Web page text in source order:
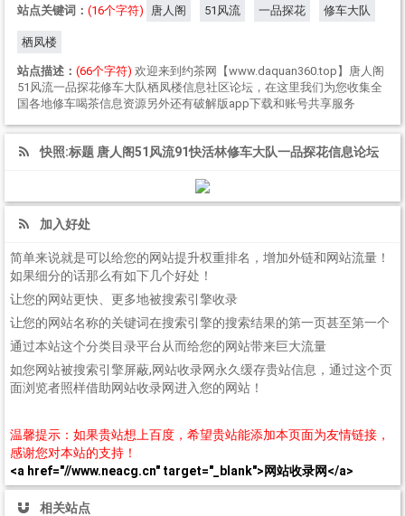
站点关键词： (16个字符) 唐人阁 51风流 一品探花 修车大队
栖凤楼
站点描述： (66个字符) 欢迎来到约茶网【www.daquan360.top】唐人阁
51风流一品探花修车大队栖凤楼信息社区论坛，在这里我们为您收集全
国各地修车喝茶信息资源另外还有破解版app下载和账号共享服务
快照:标题 唐人阁51风流91快活林修车大队一品探花信息论坛
加入好处
简单来说就是可以给您的网站提升权重排名，增加外链和网站流量！
如果细分的话那么有如下几个好处！
让您的网站更快、更多地被搜索引擎收录
让您的网站名称的关键词在搜索引擎的搜索结果的第一页甚至第一个
通过本站这个分类目录平台从而给您的网站带来巨大流量
如您网站被搜索引擎屏蔽,网站收录网永久缓存贵站信息，通过这个页
面浏览者照样借助网站收录网进入您的网站！
温馨提示：如果贵站想上百度，希望贵站能添加本页面为友情链接，
感谢您对本站的支持！
<a href="//www.neacg.cn" target="_blank">网站收录网</a>
相关站点